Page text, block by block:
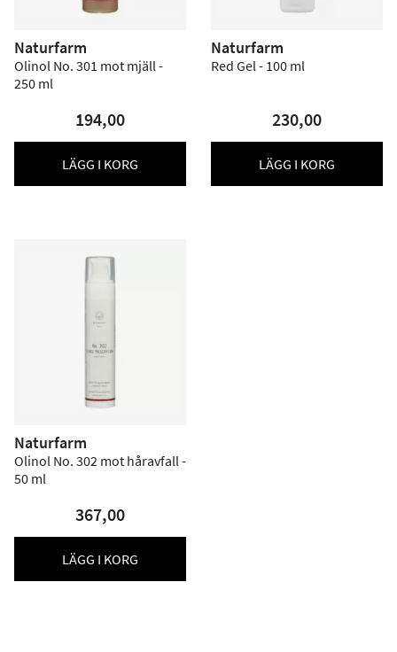
Naturfarm
Olinol No. 301 mot mjäll -
250 ml
194,00
LÄGG I KORG
Naturfarm
Red Gel - 100 ml
230,00
LÄGG I KORG
Naturfarm
Olinol No. 302 mot håravfall -
50 ml
367,00
LÄGG I KORG